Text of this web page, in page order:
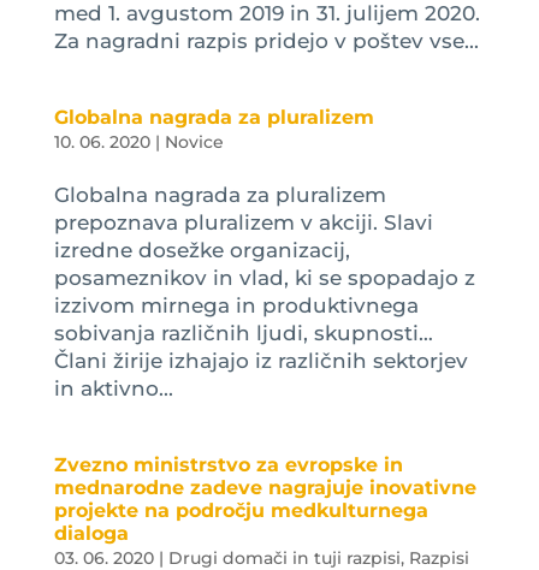
med 1. avgustom 2019 in 31. julijem 2020.
Za nagradni razpis pridejo v poštev vse...
Globalna nagrada za pluralizem
10. 06. 2020| Novice
Globalna nagrada za pluralizem
prepoznava pluralizem v akciji. Slavi
izredne dosežke organizacij,
posameznikov in vlad, ki se spopadajo z
izzivom mirnega in produktivnega
sobivanja različnih ljudi, skupnosti…
Člani žirije izhajajo iz različnih sektorjev
in aktivno...
Zvezno ministrstvo za evropske in
mednarodne zadeve nagrajuje inovativne
projekte na področju medkulturnega
dialoga
03. 06. 2020| Drugi domači in tuji razpisi, Razpisi